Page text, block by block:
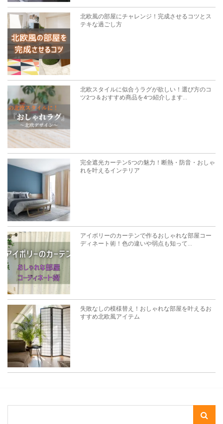
北欧風の部屋にチャレンジ！完成させるコツとス
テキな過ごし方
北欧スタイルに似合うラグが欲しい！選び方のコ
ツ2つ＆おすすめ商品を4つ紹介します...
完全遮光カーテン5つの魅力！断熱・防音・おしゃ
れを叶えるインテリア
アイボリーのカーテンで作るおしゃれな部屋コー
ディネート術！色の違いや弱点も知って...
失敗なしの模様替え！おしゃれな部屋を叶えるお
すすめ北欧風アイテム